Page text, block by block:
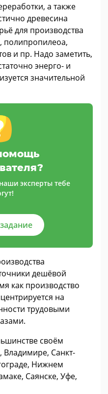
а также
древесина
для производства
полипропилеоа,
и пр. Надо заметить,
энерго- и
значительной
эксперты тебе
дешёвой
как производство
на
трудовыми
своём
Владимире, Санкт-
Нижнем
Саянске, Уфе,